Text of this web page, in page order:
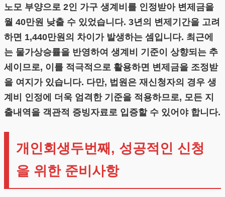
노모 부양으로 2인 가구 생계비를 인정받아 변제금을
월 40만원 낮출 수 있었습니다. 3년의 변제기간을 고려
하면 1,440만원의 차이가 발생하는 셈입니다. 최근에
는 물가상승률을 반영하여 생계비 기준이 상향되는 추
세이므로, 이를 적극적으로 활용하면 변제금을 조정받
을 여지가 있습니다. 다만, 법원은 재신청자의 경우 생
계비 인정에 더욱 엄격한 기준을 적용하므로, 모든 지
출내역을 객관적 증빙자료로 입증할 수 있어야 합니다.
개인회생두번째, 성공적인 신청
을 위한 준비사항